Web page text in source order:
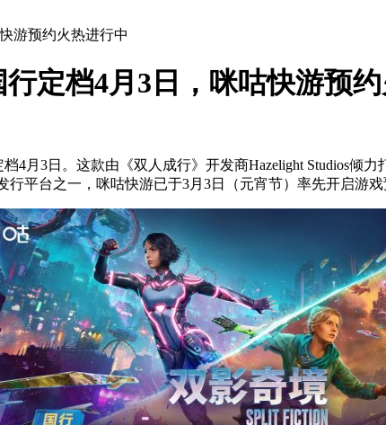
游预约火热进行中
定档4月3日，咪咕快游预
4月3日。这款由《双人成行》开发商Hazelight Studios倾
行平台之一，咪咕快游已于3月3日（元宵节）率先开启游